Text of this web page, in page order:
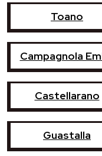
Toano
Campagnola
Castellarano
Guastalla